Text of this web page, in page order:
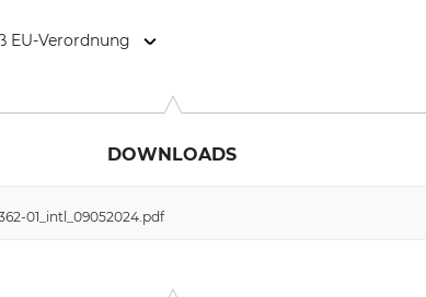
EU-Verordnung
DOWNLOADS
01_intl_09052024.pdf